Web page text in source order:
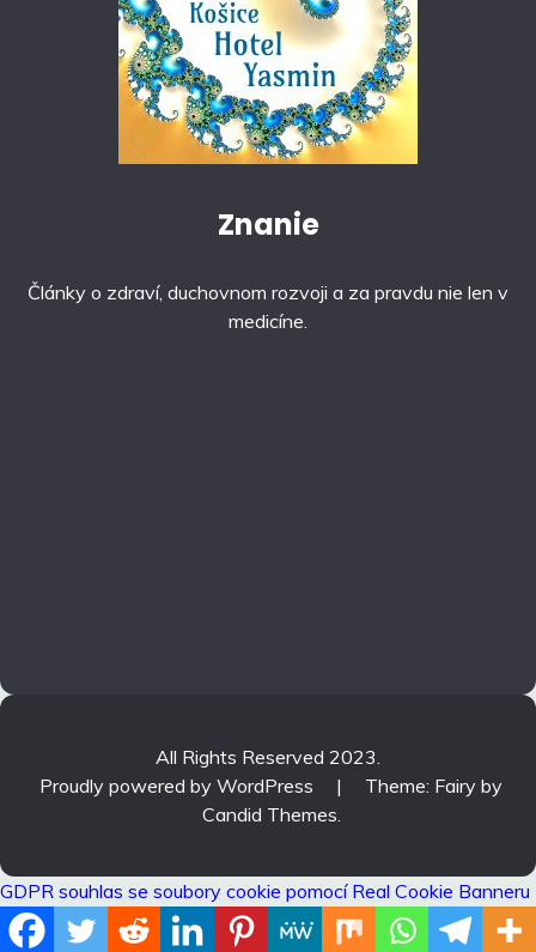
Znanie
Články o zdraví, duchovnom rozvoji a za pravdu nie len v
medicíne.
All Rights Reserved 2023.
Proudly powered by WordPress
|
Theme: Fairy by
Candid Themes.
GDPR souhlas se soubory cookie pomocí Real Cookie Banneru